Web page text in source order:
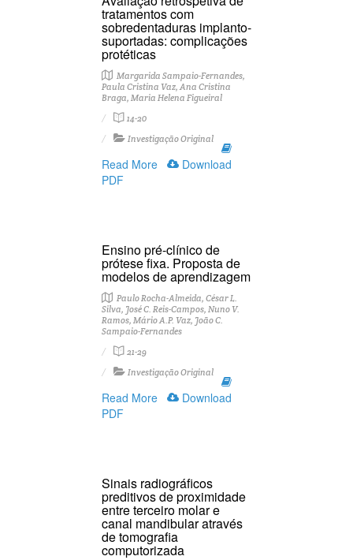
tratamentos com
sobredentaduras implanto-
suportadas: complicações
protéticas
Margarida Sampaio-Fernandes,
Paula Cristina Vaz, Ana Cristina
Braga, Maria Helena Figueiral
14-20
Investigação Original
Read More
Download
PDF
Ensino pré-clínico de
prótese fixa. Proposta de
modelos de aprendizagem
Paulo Rocha-Almeida, César L.
Silva, José C. Reis-Campos, Nuno V.
Ramos, Mário A.P. Vaz, João C.
Sampaio-Fernandes
21-29
Investigação Original
Read More
Download
PDF
Sinais radiográficos
preditivos de proximidade
entre terceiro molar e
canal mandibular através
de tomografia
computorizada